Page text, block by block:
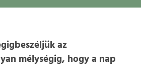
az
mélységig, hogy a nap